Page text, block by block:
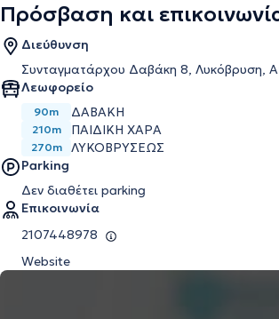
Πρόσβαση και
Διεύθυνση
Συνταγματάρχου Δαβάκη 8, Λυκόβρυση,
Λεωφορείο
90m ΔΑΒΑΚΗ
210m ΠΑΙΔΙΚΗ ΧΑΡΑ
270m
ΛΥΚΟΒΡΥΣΕΩΣ
Parking
Δεν διαθέτει parking
Επικοινωνία
2107448978
Website